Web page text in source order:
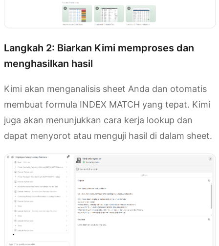
Langkah 2: Biarkan Kimi memproses dan
menghasilkan hasil
Kimi akan menganalisis sheet Anda dan otomatis
membuat formula INDEX MATCH yang tepat. Kimi
juga akan menunjukkan cara kerja lookup dan
dapat menyorot atau menguji hasil di dalam sheet.